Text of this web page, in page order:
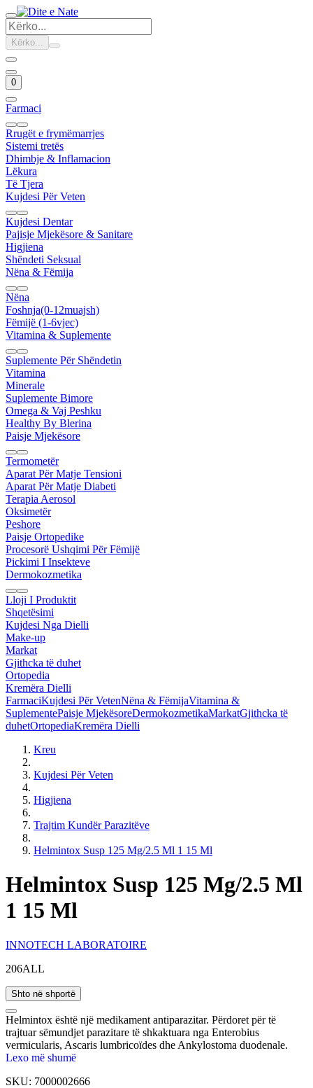
Kërko...
0
Farmaci
Rrugët e frymëmarrjes
Sistemi tretës
Dhimbje & Inflamacion
Lëkura
Të Tjera
Kujdesi Për Veten
Kujdesi Dentar
Pajisje Mjekësore & Sanitare
Higjiena
Shëndeti Seksual
Nëna & Fëmija
Nëna
Foshnja(0-12muajsh)
Fëmijë (1-6vjec)
Vitamina & Suplemente
Suplemente Për Shëndetin
Vitamina
Minerale
Suplemente Bimore
Omega & Vaj Peshku
Healthy By Blerina
Paisje Mjekësore
Termometër
Aparat Për Matje Tensioni
Aparat Për Matje Diabeti
Terapia Aerosol
Oksimetër
Peshore
Paisje Ortopedike
Procesorë Ushqimi Për Fëmijë
Pickimi I Insekteve
Dermokozmetika
Lloji I Produktit
Shqetësimi
Kujdesi Nga Dielli
Make-up
Markat
Gjithcka të duhet
Ortopedia
Kremëra Dielli
FarmaciKujdesi Për VetenNëna & FëmijaVitamina &
SuplementePaisje MjekësoreDermokozmetikaMarkatGjithcka të
duhetOrtopediaKremëra Dielli
Kreu
Kujdesi Për Veten
Higjiena
Trajtim Kundër Parazitëve
Helmintox Susp 125 Mg/2.5 Ml 1 15 Ml
Helmintox Susp 125 Mg/2.5 Ml
1 15 Ml
INNOTECH LABORATOIRE
206ALL
Shto në shportë
Helmintox është një medikament antiparazitar. Përdoret për të
trajtuar sëmundjet parazitare të shkaktuara nga Enterobius
vermicularis, Ascaris lumbricoïdes dhe Ankylostoma duodenale.
Lexo më shumë
SKU: 7000002666